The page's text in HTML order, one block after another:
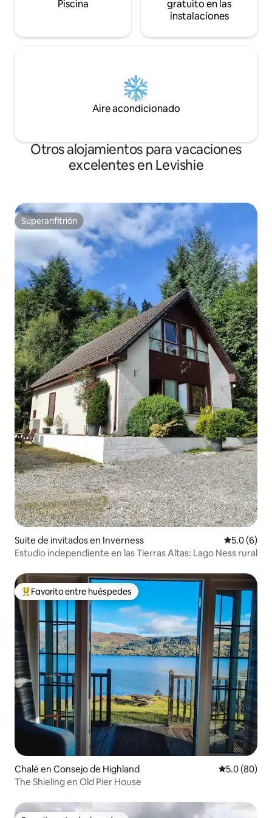
Piscina
gratuito en las
instalaciones
Aire acondicionado
Otros alojamientos para vacaciones
excelentes en Levishie
Superanfitrión
Superanfitrión
Suite de invitados en Inverness
5.0 (6)
Estudio independiente en las Tierras Altas: Lago Ness rural
Favorito entre huéspedes preferido
Favorito entre huéspedes
Chalé en Consejo de Highland Calificación
5.0 (80)
The Shieling en Old Pier House